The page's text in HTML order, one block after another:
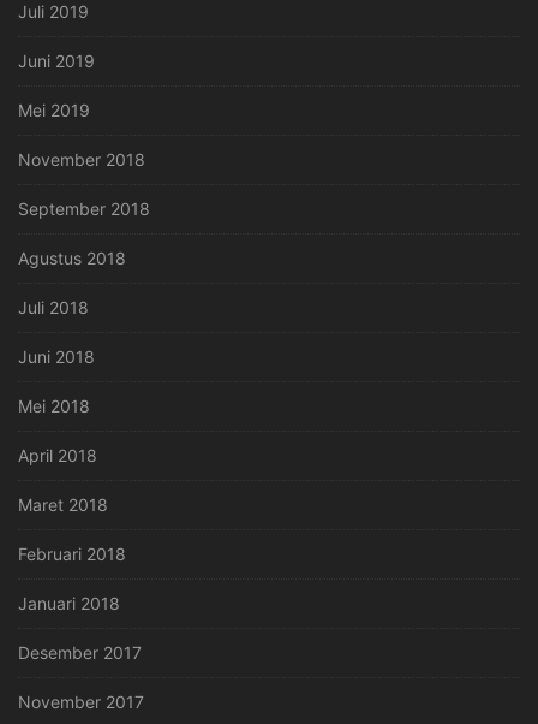
Juli 2019
Juni 2019
Mei 2019
November 2018
September 2018
Agustus 2018
Juli 2018
Juni 2018
Mei 2018
April 2018
Maret 2018
Februari 2018
Januari 2018
Desember 2017
November 2017